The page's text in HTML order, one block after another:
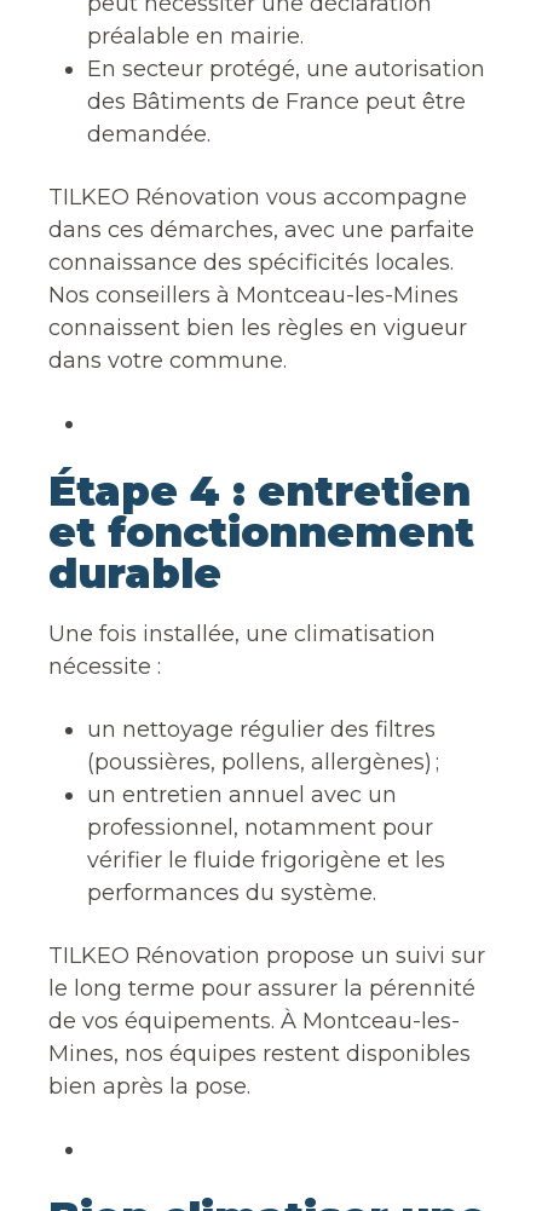
préalable en mairie.
En secteur protégé, une autorisation
des Bâtiments de France peut être
demandée.
TILKEO Rénovation vous accompagne
dans ces démarches, avec une parfaite
connaissance des spécificités locales.
Nos conseillers à Montceau-les-Mines
connaissent bien les règles en vigueur
dans votre commune.
Étape 4 : entretien
et fonctionnement
durable
Une fois installée, une climatisation
nécessite :
un nettoyage régulier des filtres
(poussières, pollens, allergènes) ;
un entretien annuel avec un
professionnel, notamment pour
vérifier le fluide frigorigène et les
performances du système.
TILKEO Rénovation propose un suivi sur
le long terme pour assurer la pérennité
de vos équipements. À Montceau-les-
Mines, nos équipes restent disponibles
bien après la pose.